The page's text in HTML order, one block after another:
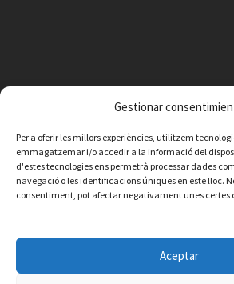
Gestionar
Per a oferir les millors experiències, utilitzem
emmagatzemar i/o accedir a la informació del
d'estes tecnologies ens permetrà processar dades
navegació o les identificacions úniques en este lloc.
consentiment, pot afectar negativament unes certes
Aceptar
Política de privacitat